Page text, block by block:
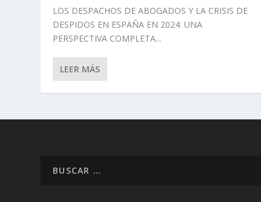
LOS DESPACHOS DE ABOGADOS Y LA CRISIS DE
DESPIDOS EN ESPAÑA EN 2024: UNA
PERSPECTIVA COMPLETA...
LEER MÁS